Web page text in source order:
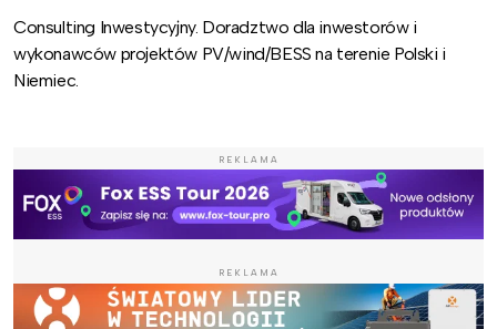
Consulting Inwestycyjny. Doradztwo dla inwestorów i
wykonawców projektów PV/wind/BESS na terenie Polski i
Niemiec.
REKLAMA
REKLAMA